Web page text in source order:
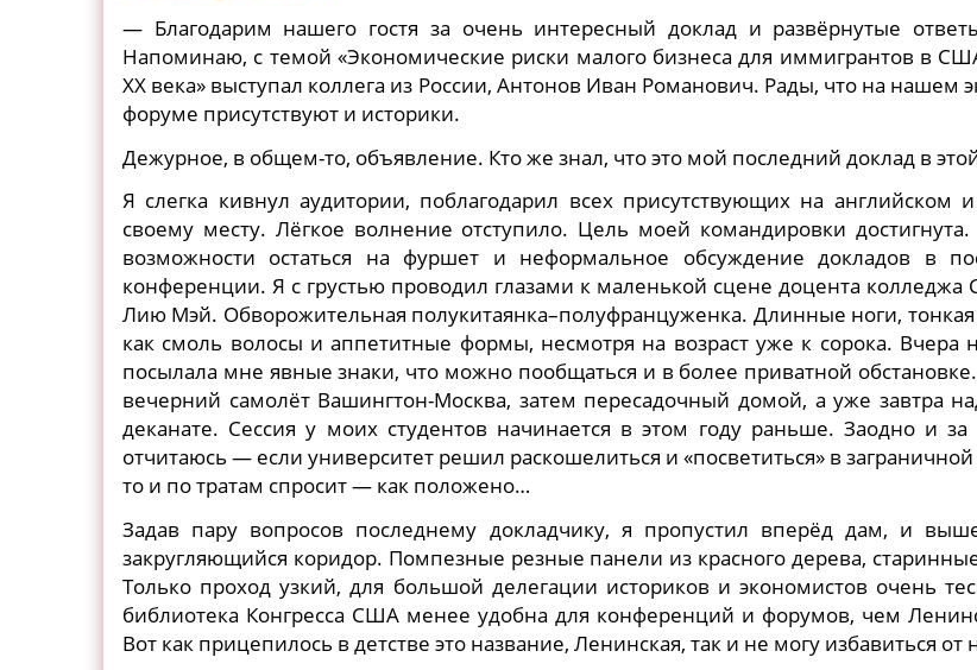
— Благодарим нашего гостя за очень интересный доклад и развёрнутые
Напоминаю, с темой «Экономические риски малого бизнеса для иммигрантов в
XX века» выступал коллега из России, Антонов Иван Романович. Рады, что на нашем
форуме присутствуют и историки.
Дежурное, в общем-то, объявление. Кто же знал, что это мой последний доклад в
Я слегка кивнул аудитории, поблагодарил всех присутствующих на английском
своему месту. Лёгкое волнение отступило. Цель моей командировки
возможности остаться на фуршет и неформальное обсуждение докладов в
конференции. Я с грустью проводил глазами к маленькой сцене доцента колледжа
Лию Мэй. Обворожительная полукитаянка–полуфранцуженка. Длинные ноги,
как смоль волосы и аппетитные формы, несмотря на возраст уже к сорока. Вчера
посылала мне явные знаки, что можно пообщаться и в более приватной
вечерний самолёт Вашингтон-Москва, затем пересадочный домой, а уже завтра
деканате. Сессия у моих студентов начинается в этом году раньше. Заодно и за
отчитаюсь — если университет решил раскошелиться и «посветиться» в
то и по тратам спросит — как положено…
Задав пару вопросов последнему докладчику, я пропустил вперёд дам, и
закругляющийся коридор. Помпезные резные панели из красного дерева,
Только проход узкий, для большой делегации историков и экономистов очень
библиотека Конгресса США менее удобна для конференций и форумов, чем
Вот как прицепилось в детстве это название, Ленинская, так и не могу избавиться от